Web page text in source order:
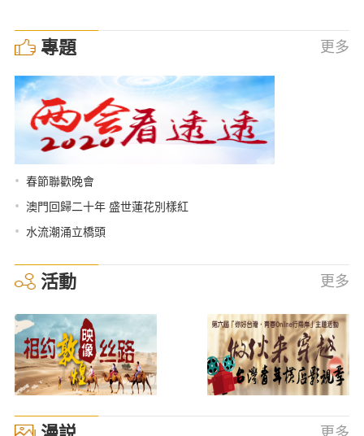
專題 更多
• 春節聯歡晚會
• 澳門回歸二十年 盛世蓮花別樣紅
• 水流潮涌立橋頭
活動 更多
更多